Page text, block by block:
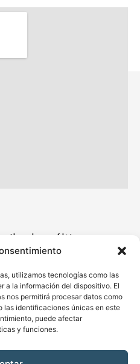
utilizamos tecnologías como las
a la información del dispositivo. El
nos permitirá procesar datos como
las identificaciones únicas en este
puede afectar
y funciones.
las últimas